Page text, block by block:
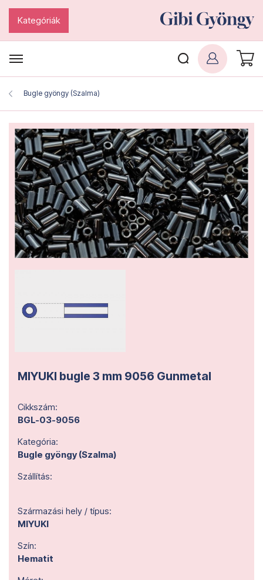
Kategóriák
Bugle gyöngy (Szalma)
MIYUKI bugle 3 mm 9056 Gunmetal
Cikkszám:
BGL-03-9056
Kategória:
Bugle gyöngy (Szalma)
Szállítás:
Származási hely / típus:
MIYUKI
Szín:
Hematit